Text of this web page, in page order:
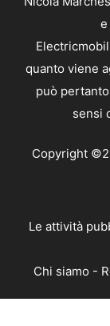
e
quanto viene
può
sensi
Copyright
Le attività
Chi siamo -